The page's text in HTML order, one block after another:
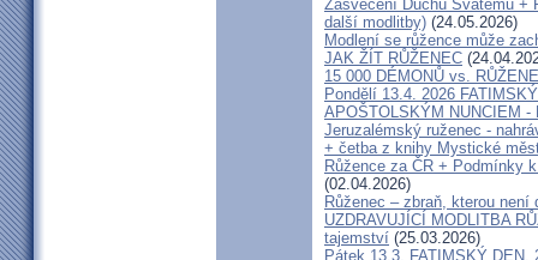
Zasvěcení Duchu Svatému +
další modlitby) (24.05.2026)
Modlení se růžence může
JAK ŽÍT RŮŽENEC
15 000 DÉMONŮ vs.
Pondělí 13.4. 2026
APOŠTOLSKÝM NUNCIEM -
Jeruzalémský ruženec -
+ četba z knihy Mystické
Růžence za ČR + Podmínky
(02.04.2026)
Růženec – zbraň, kterou není
UZDRAVUJÍCÍ MODLITBA
tajemství (25.03.2026)
Pátek 13.3. FATIMSKÝ